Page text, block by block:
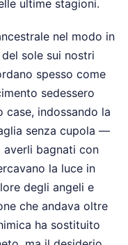
ultime stagioni.
nel modo in
sole sui nostri
spesso come
sedessero
indossando la
senza cupola —
bagnati con
la luce in
degli angeli e
che andava oltre
ha sostituito